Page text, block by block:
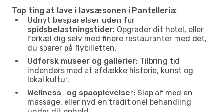
Top ting at lave i lavsæsonen i Pantelleria:
Udnyt besparelser uden for
spidsbelastningstider: Opgrader dit hotel, eller
forkæl dig selv med finere restauranter med det,
du sparer på flybilletten.
Udforsk museer og gallerier: Tilbring tid
indendørs med at afdække historie, kunst og
lokal kultur.
Wellness- og spaoplevelser: Slap af med en
massage, eller nyd en traditionel behandling